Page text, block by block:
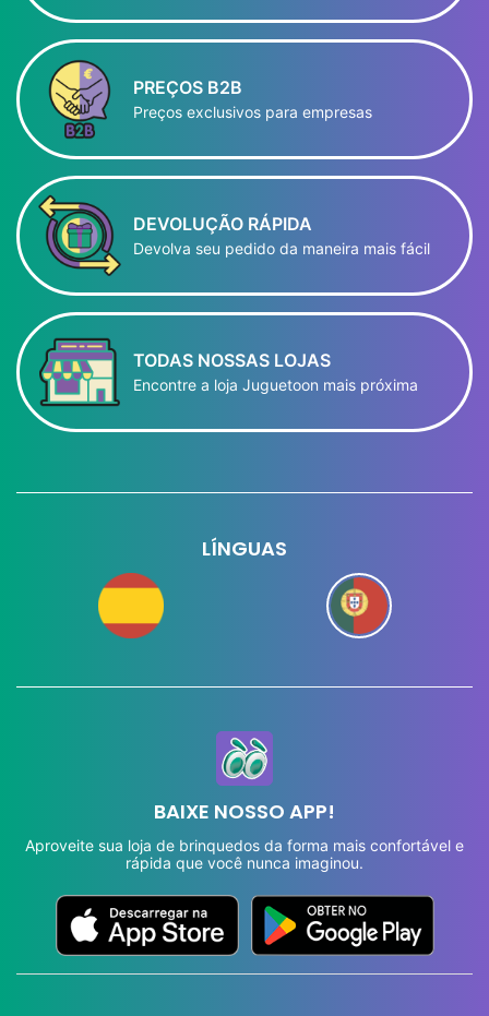
PREÇOS B2B
Preços exclusivos para empresas
DEVOLUÇÃO RÁPIDA
Devolva seu pedido da maneira mais fácil
TODAS NOSSAS LOJAS
Encontre a loja Juguetoon mais próxima
LÍNGUAS
BAIXE NOSSO APP!
Aproveite sua loja de brinquedos da forma mais confortável e
rápida que você nunca imaginou.